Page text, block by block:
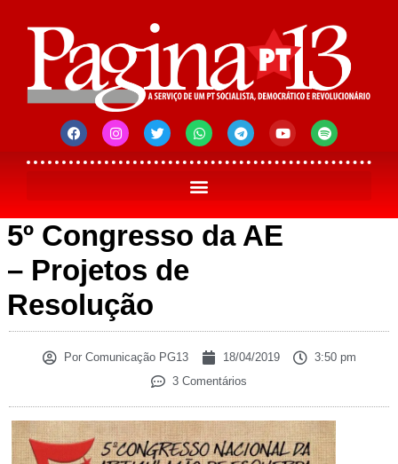
5º Congresso da AE
– Projetos de
Resolução
PorComunicação PG13 18/04/2019
3:50 pm
3 Comentários